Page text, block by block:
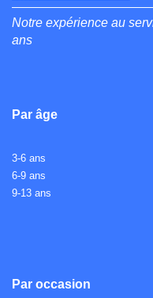
Notre expérience au
ans
Par âge
3-6 ans
6-9 ans
9-13 ans
Par occasion